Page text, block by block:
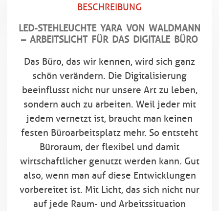
BESCHREIBUNG
LED-STEHLEUCHTE YARA VON WALDMANN
– ARBEITSLICHT FÜR DAS DIGITALE BÜRO
Das Büro, das wir kennen, wird sich ganz
schön verändern. Die Digitalisierung
beeinflusst nicht nur unsere Art zu leben,
sondern auch zu arbeiten. Weil jeder mit
jedem vernetzt ist, braucht man keinen
festen Büroarbeitsplatz mehr. So entsteht
Büroraum, der flexibel und damit
wirtschaftlicher genutzt werden kann. Gut
also, wenn man auf diese Entwicklungen
vorbereitet ist. Mit Licht, das sich nicht nur
auf jede Raum- und Arbeitssituation